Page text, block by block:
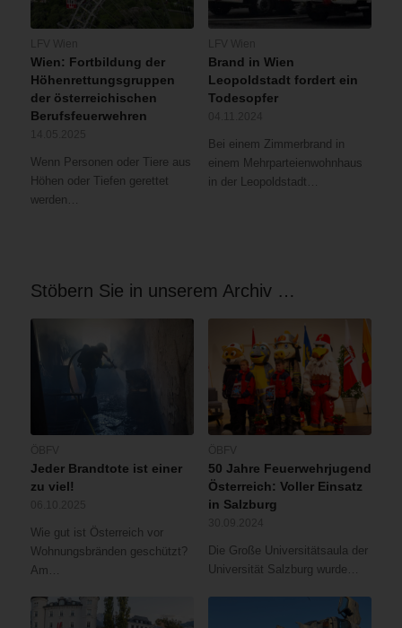
Wien: Fortbildung der
Höhenrettungsgruppen
der österreichischen
Berufsfeuerwehren
Wenn Personen oder Tiere aus
Höhen oder Tiefen gerettet
werden…
Brand in Wien
Leopoldstadt fordert ein
Todesopfer
Bei einem Zimmerbrand in
einem Mehrparteienwohnhaus
in der Leopoldstadt…
Stöbern Sie in unserem Archiv …
Jeder Brandtote ist einer
zu viel!
Wie gut ist Österreich vor
Wohnungsbränden geschützt?
Am…
50 Jahre Feuerwehrjugend
Österreich: Voller Einsatz
in Salzburg
Die Große Universitätsaula der
Universität Salzburg wurde…